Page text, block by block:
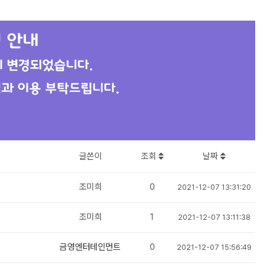
글쓴이 조회 날짜
조미희 0 2021-12-07 13:31:20
조미희 1 2021-12-07 13:11:38
금영엔터테인먼트 0 2021-12-07 15:56:49